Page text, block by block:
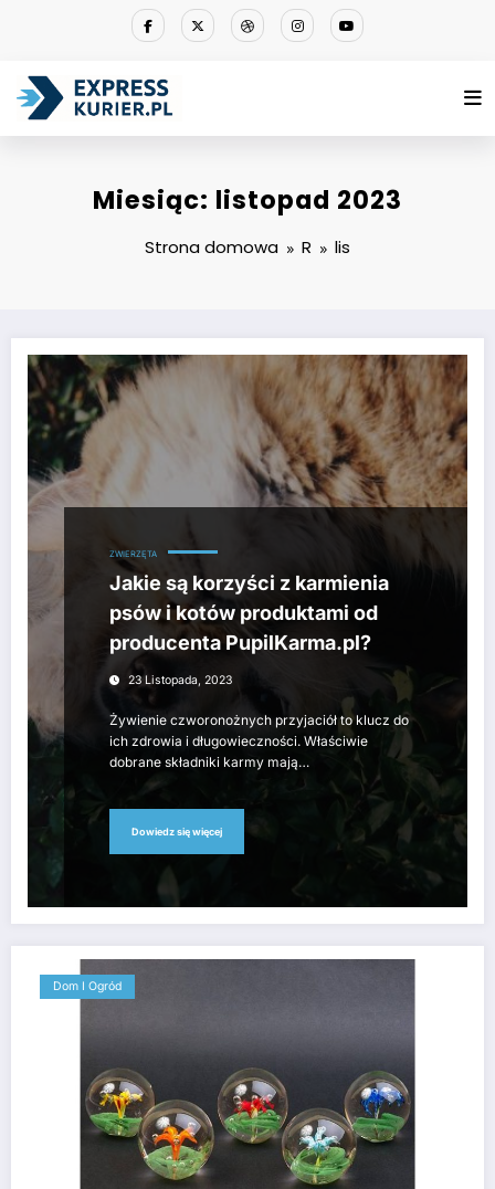
Miesiąc: listopad 2023
Strona domowa R lis
ZWIERZĘTA
Jakie są korzyści z karmienia
psów i kotów produktami od
producenta PupilKarma.pl?
23 Listopada, 2023
Żywienie czworonożnych przyjaciół to klucz do
ich zdrowia i długowieczności. Właściwie
dobrane składniki karmy mają…
Dowiedz się więcej
Dom I Ogród